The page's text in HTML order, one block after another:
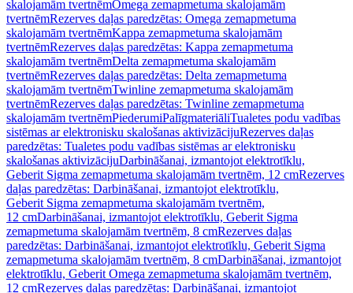
skalojamām tvertnēmOmega zemapmetuma skalojamām
tvertnēmRezerves daļas paredzētas: Omega zemapmetuma
skalojamām tvertnēmKappa zemapmetuma skalojamām
tvertnēmRezerves daļas paredzētas: Kappa zemapmetuma
skalojamām tvertnēmDelta zemapmetuma skalojamām
tvertnēmRezerves daļas paredzētas: Delta zemapmetuma
skalojamām tvertnēmTwinline zemapmetuma skalojamām
tvertnēmRezerves daļas paredzētas: Twinline zemapmetuma
skalojamām tvertnēmPiederumiPalīgmateriāliTualetes podu vadības
sistēmas ar elektronisku skalošanas aktivizācijuRezerves daļas
paredzētas: Tualetes podu vadības sistēmas ar elektronisku
skalošanas aktivizācijuDarbināšanai, izmantojot elektrotīklu,
Geberit Sigma zemapmetuma skalojamām tvertnēm, 12 cmRezerves
daļas paredzētas: Darbināšanai, izmantojot elektrotīklu,
Geberit Sigma zemapmetuma skalojamām tvertnēm,
12 cmDarbināšanai, izmantojot elektrotīklu, Geberit Sigma
zemapmetuma skalojamām tvertnēm, 8 cmRezerves daļas
paredzētas: Darbināšanai, izmantojot elektrotīklu, Geberit Sigma
zemapmetuma skalojamām tvertnēm, 8 cmDarbināšanai, izmantojot
elektrotīklu, Geberit Omega zemapmetuma skalojamām tvertnēm,
12 cmRezerves daļas paredzētas: Darbināšanai, izmantojot